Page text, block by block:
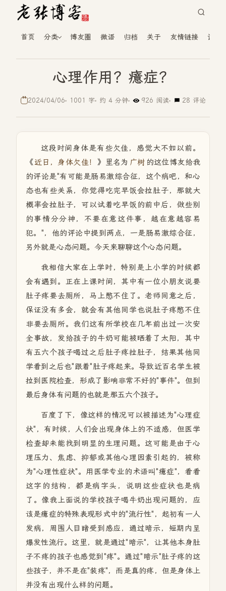
首页 分类 博友圈 微语 归档 关于 友情链接 读者
心理作用？癔症？
2024/04/06 1001 字 约 4 分钟 926 阅读 28 评论
这段时间身体是有些欠佳，感觉大不如以前。
《近日，身体欠佳！ 》里名为 广树 的这位博友给我
的评论是"有可能是肠易激综合征，这个病吧，和心
态也有些关系，你觉得吃完早饭会拉肚子，那就大
概率会拉肚子，可以试着吃早饭的前中后，做些别
的事情分分神，不要在意这件事，越在意越容易
犯。 "，他的评论中提到两点，一是肠易激综合征，
另外就是心态问题。今天来聊聊这个心态问题。
我相信大家在上学时，特别是上小学的时候都
会有遇到。正在上课时间，其中有一位小朋友说要
肚子疼要去厕所，马上憋不住了。老师同意之后，
保证没有多会，就会有其他同学也说肚子疼憋不住
非要去厕所。我们这有所学校在几年前出过一次安
全事故，发给孩子的牛奶可能被晒着了太阳，其中
有五六个孩子喝过之后肚子疼拉肚子，结果其他同
学看到之后也"跟着"肚子疼起来。导致近百名学生被
拉到医院检查，形成了影响非常不好的"事件"。但到
最后身体有问题的也就是那五六个孩子。
百度了下，像这样的情况可以被描述为"心理症
状"，有时候，人们会出现身体上的不适感，但医学
检查却未能找到明显的生理问题。这可能是由于心
理压力、焦虑、抑郁或其他心理因素引起的，被称
为"心理性症状"。用医学专业的术语叫"癔症"，看看
这字的结构，都是病字头，说明这些症状也是病
了。像我上面说的学校孩子喝牛奶出现问题的，应
该是癔症的特殊表现形式中的"流行性"， 起初有一人
发病，周围人目睹受到感应，通过暗示，短期内呈
爆发性流行。这里，就是通过"暗示"，让其他本身肚
子不疼的孩子也感觉到"疼"。通过"暗示"肚子疼的这
些孩子，并不是在"装疼"，而是真的疼，但是身体上
并没有出现什么样的问题。